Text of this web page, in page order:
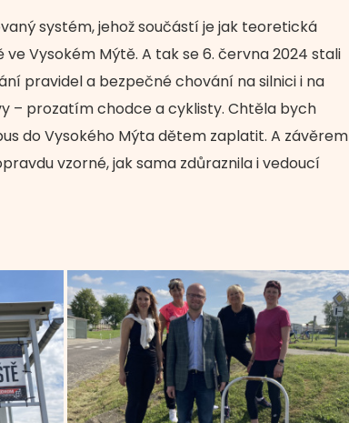
systém, jehož součástí je jak teoretická
Vysokém Mýtě. A tak se 6. června 2024 stali
pravidel a bezpečné chování na silnici i na
– prozatím chodce a cyklisty. Chtěla bych
do Vysokého Mýta dětem zaplatit. A závěrem
vzorné, jak sama zdůraznila i vedoucí